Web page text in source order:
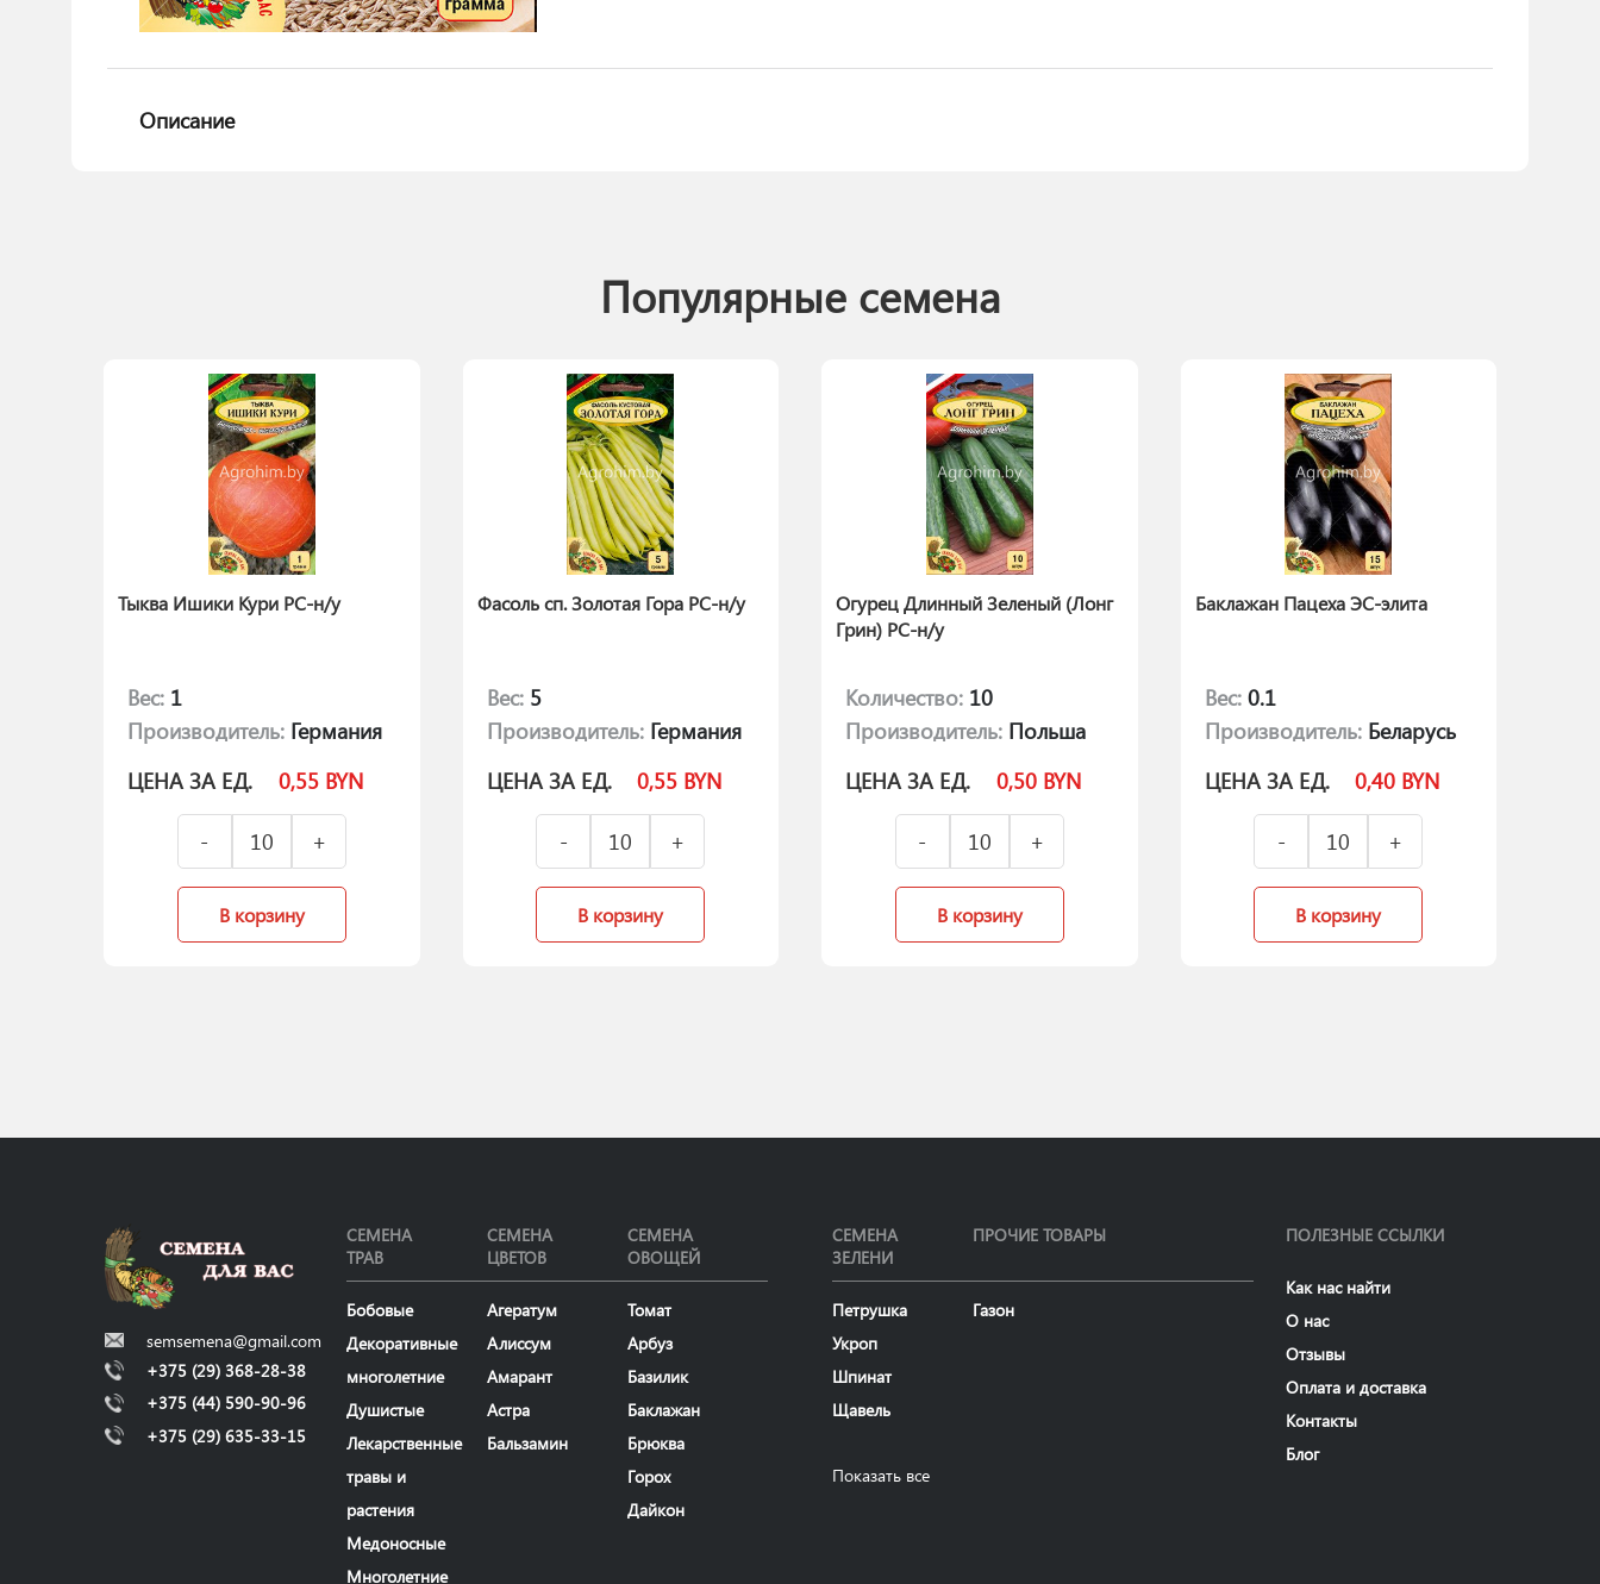
Описание
Популярные семена
Тыква Ишики Кури РС-н/у
Вес: 1
Производитель: Германия
ЦЕНА ЗА ЕД.
0,55 BYN
В корзину
Фасоль сп. Золотая Гора РС-н/у
Вес: 5
Производитель: Германия
ЦЕНА ЗА ЕД.
0,55 BYN
В корзину
Огурец Длинный Зеленый (Лонг
Грин) РС-н/у
Количество: 10
Производитель: Польша
ЦЕНА ЗА ЕД.
0,50 BYN
В корзину
Баклажан Пацеха ЭС-элита
Вес: 0.1
Производитель: Беларусь
ЦЕНА ЗА ЕД.
0,40 BYN
В корзину
semsemena@gmail.com
+375 (29) 368-28-38
+375 (44) 590-90-96
+375 (29) 635-33-15
СЕМЕНА
ТРАВ
СЕМЕНА
ЦВЕТОВ
СЕМЕНА
ОВОЩЕЙ
Бобовые
Декоративные
многолетние
Душистые
Лекарственные
травы и
растения
Медоносные
Многолетние
Агератум
Алиссум
Амарант
Астра
Бальзамин
Томат
Арбуз
Базилик
Баклажан
Брюква
Горох
Дайкон
СЕМЕНА
ЗЕЛЕНИ
ПРОЧИЕ ТОВАРЫ
Петрушка
Укроп
Шпинат
Щавель
Показать все
Газон
ПОЛЕЗНЫЕ ССЫЛКИ
Как нас найти
О нас
Отзывы
Оплата и доставка
Контакты
Блог